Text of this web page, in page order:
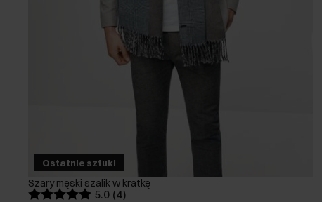
Ostatnie sztuki
Szary męski szalik w kratkę
5.0 (4)